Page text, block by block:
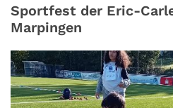
Sportfest der Eric-
Marpingen